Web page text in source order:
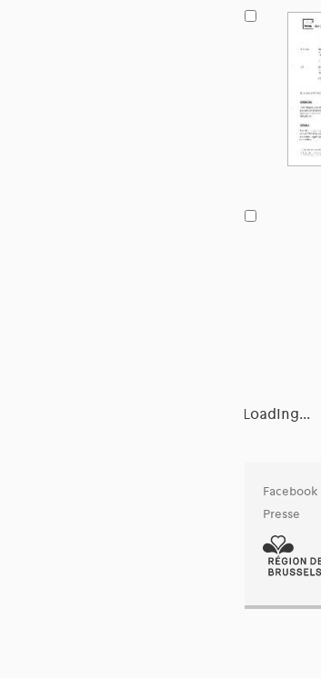
Loading...
Facebook
Presse